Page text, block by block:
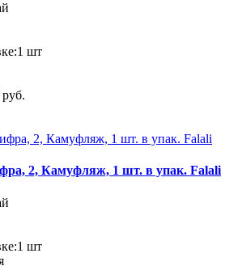
1 шт
2, Камуфляж, 1 шт. в упак. Falali
1 шт